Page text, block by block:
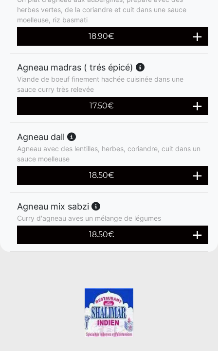
herbes vertes, de la coriandre et cuit dans une sauce
moelleuse, riz basmati
18.90€
Agneau madras ( trés épicé)
Viande de boeuf finement hachée cuisinée dans une
sauce curry très relevée
17.50€
Agneau dall
Agneau avec des lentilles, herbes, coriandre, cuit dans un
sauce moelleuse
18.50€
Agneau mix sabzi
Curry d'agneau aves un mélange de légumes
18.50€